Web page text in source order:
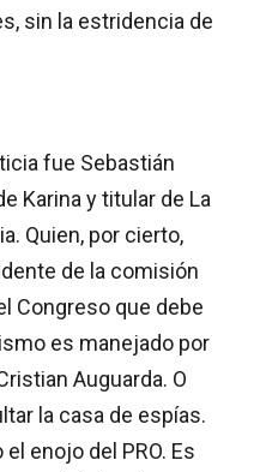
sin la estridencia de
fue Sebastián
Karina y titular de La
Quien, por cierto,
de la comisión
Congreso que debe
es manejado por
Auguarda. O
la casa de espías.
enojo del PRO. Es